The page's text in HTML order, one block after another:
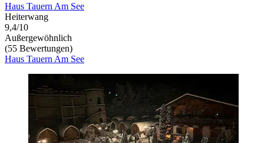
Haus Tauern Am See
Heiterwang
9,4/10
Außergewöhnlich
(55 Bewertungen)
Haus Tauern Am See